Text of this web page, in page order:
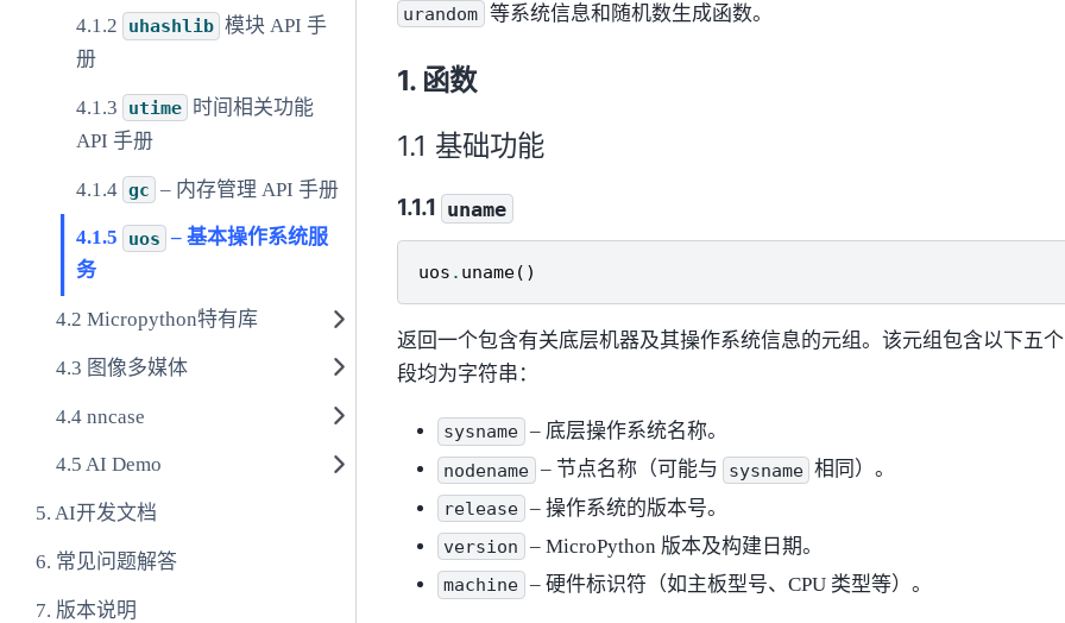
uhashlib 模块 API 手
册
utime
时间相关功能
API 手册
gc – 内存管理 API 手册
uos – 基本操作系统服
务
Micropython特有库
图像多媒体
nncase
AI Demo
AI开发文档
常见问题解答
版本说明
urandom 等系统信息和随机数生成函数。
函数
基础功能
uname
uos . uname()
返回一个包含有关底层机器及其操作系统信息的元组。该元组包含以下五
段均为字符串：
sysname – 底层操作系统名称。
nodename – 节点名称（可能与 sysname 相同）。
release – 操作系统的版本号。
version – MicroPython 版本及构建日期。
machine – 硬件标识符（如主板型号、CPU 类型等）。